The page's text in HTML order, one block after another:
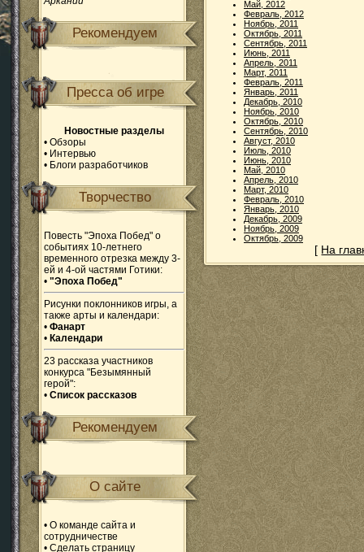
Рекомендуем
Пресса об игре
Новостные разделы
• Обзоры
• Интервью
• Блоги разработчиков
Творчество
Повесть "Эпоха Побед" о
событиях 10-летнего
временного отрезка между 3-
ей и 4-ой частями Готики:
• "Эпоха Побед"
Рисунки поклонников игры, а
также арты и календари:
• Фанарт
• Календари
23 рассказа участников
конкурса "Безымянный
герой":
• Список рассказов
Рекомендуем
О сайте
• О команде сайта и
сотрудничестве
• Сделать страницу
Май, 2012
Февраль, 2012
Ноябрь, 2011
Октябрь, 2011
Сентябрь, 2011
Июнь, 2011
Апрель, 2011
Март, 2011
Февраль, 2011
Январь, 2011
Декабрь, 2010
Ноябрь, 2010
Октябрь, 2010
Сентябрь, 2010
Август, 2010
Июль, 2010
Июнь, 2010
Май, 2010
Апрель, 2010
Март, 2010
Февраль, 2010
Январь, 2010
Декабрь, 2009
Ноябрь, 2009
Октябрь, 2009
[ На